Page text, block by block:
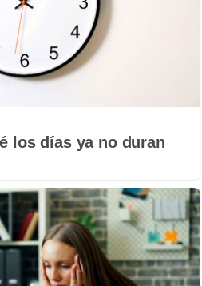
los días ya no duran